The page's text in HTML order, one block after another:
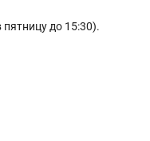
до 15:30).